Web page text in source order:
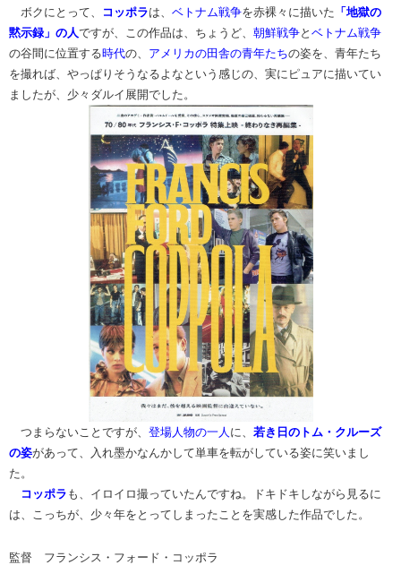
ボクにとって、
コッポラは、 ベトナム戦争を赤裸々に描いた 「地獄の
黙示録」の人ですが、この作品は、ちょうど、 朝鮮戦争と ベトナム戦争
の谷間に位置する時代の、 アメリカの田舎の青年たちの姿を、青年たち
を撮れば、やっぱりそうなるよなという感じの、実にピュアに描いてい
ましたが、少々ダルイ展開でした。
つまらないことですが、 登場人物の一人 に、 若き日のトム・クルーズ
の姿があって、入れ墨かなんかして単車を転がしている姿に笑いまし
た。
コッポラ も、イロイロ撮っていたんですね。ドキドキしながら見るに
は、こっちが、少々年をとってしまったことを実感した作品でした。
監督 フランシス・フォード・コッポラ